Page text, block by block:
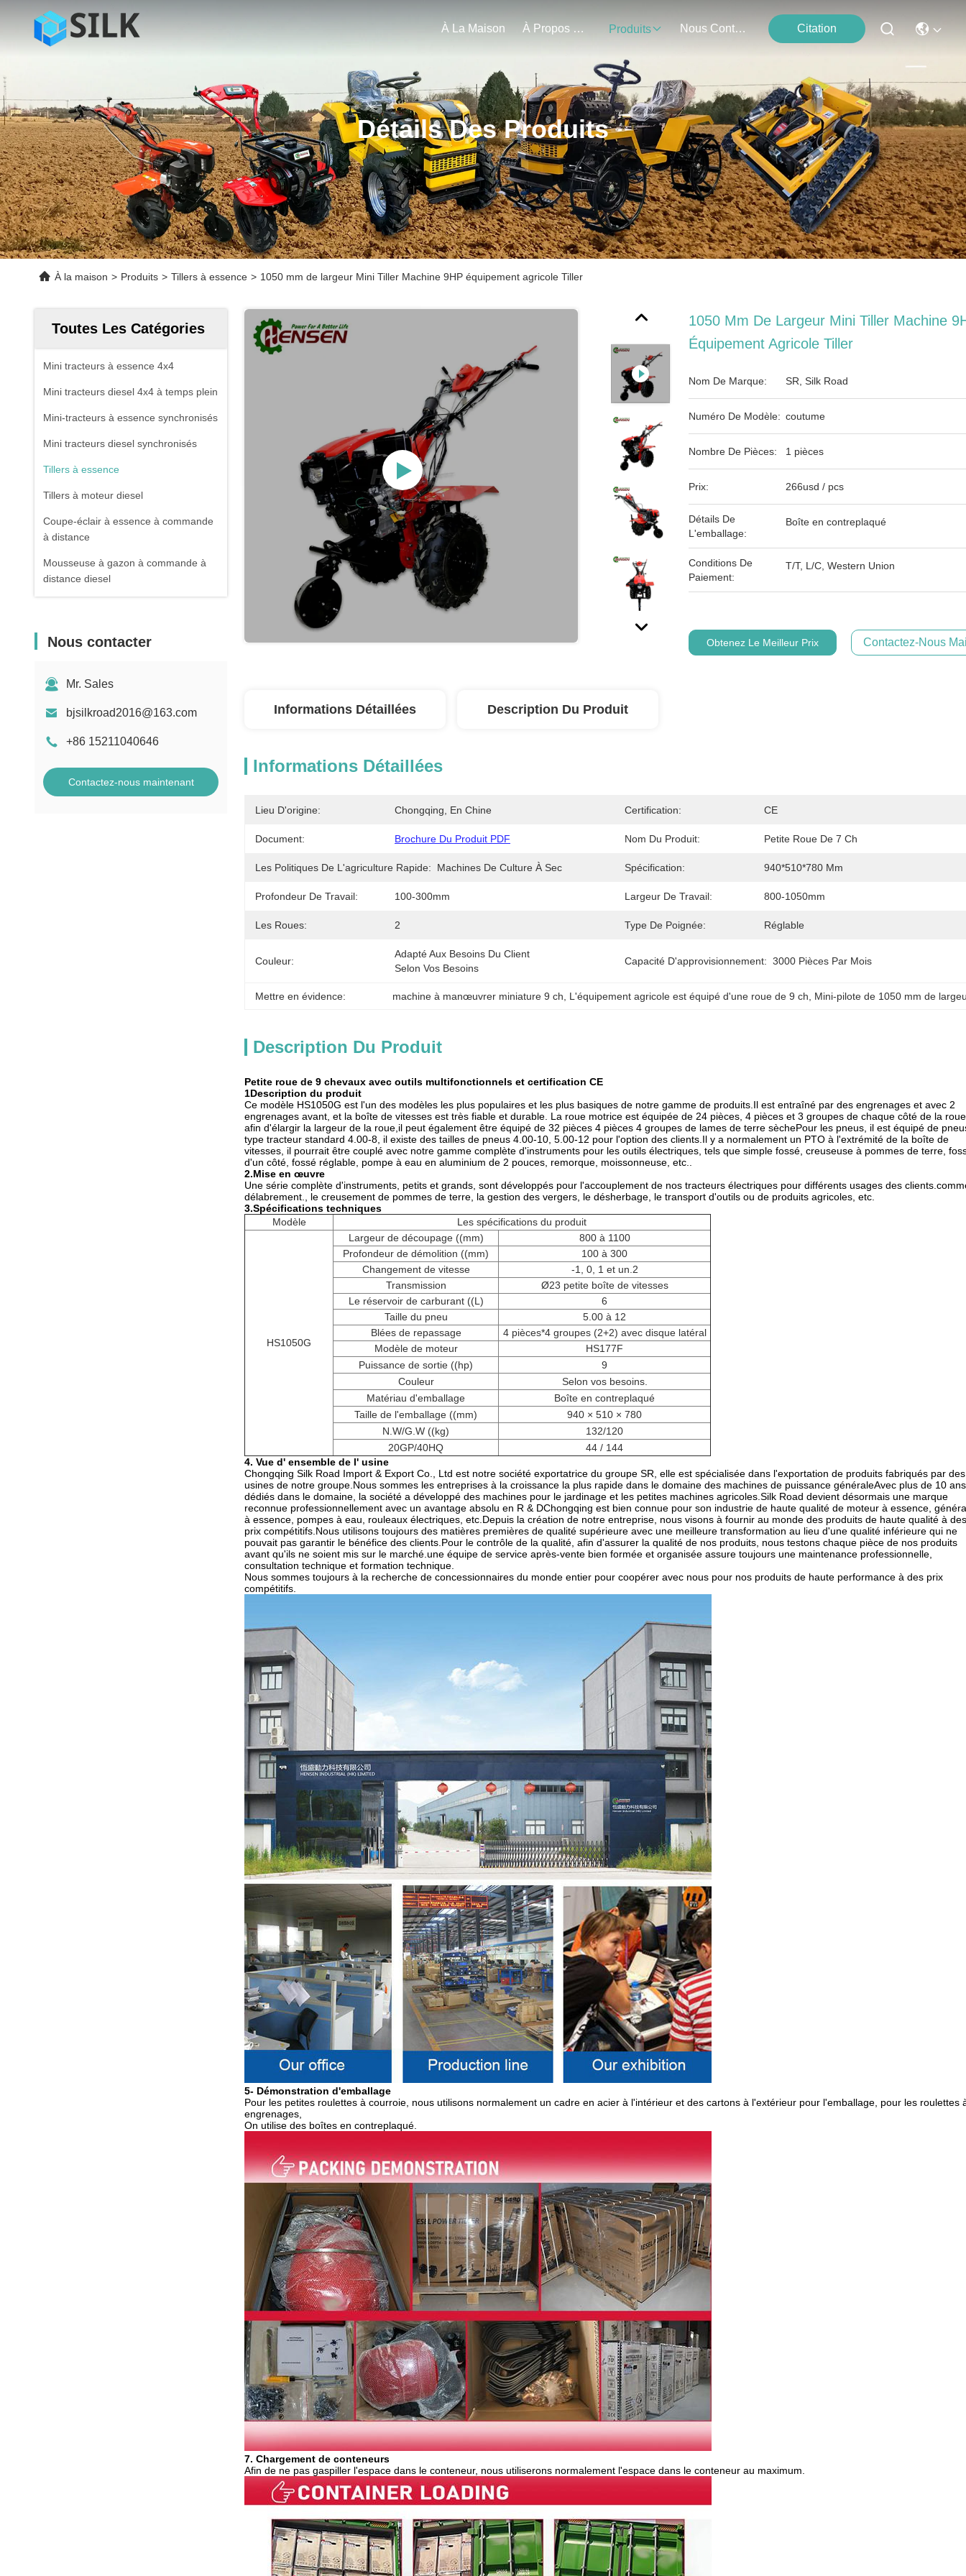
À La Maison À Propos De Nous Produits Nous Contacter Citation
Détails Des Produits
À la maison > Produits > Tillers à essence > 1050 mm de largeur Mini Tiller Machine 9HP équipement agricole Tiller
Toutes Les Catégories
Mini tracteurs à essence 4x4
Mini tracteurs diesel 4x4 à temps plein
Mini-tracteurs à essence synchronisés
Mini tracteurs diesel synchronisés
Tillers à essence
Tillers à moteur diesel
Coupe-éclair à essence à commande
à distance
Mousseuse à gazon à commande à
distance diesel
Nous contacter
Mr. Sales
bjsilkroad2016@163.com
+86 15211040646
Contactez-nous maintenant
1050 Mm De Largeur Mini Tiller Machine
Équipement Agricole Tiller
Nom De Marque: SR, Silk Road
Numéro De Modèle: coutume
Nombre De Pièces: 1 pièces
Prix: 266usd / pcs
Détails De
L'emballage:
Boîte en contreplaqué
Conditions De
Paiement:
T/T, L/C, Western Union
Obtenez Le Meilleur Prix Contactez-Nous
Informations Détaillées Description Du Produit
Informations Détaillées
Lieu D'origine: Chongqing, En Chine Certification: CE
Document: Brochure Du Produit PDF Nom Du Produit: Petite Roue De 7 Ch
Les Politiques De L'agriculture Rapide: Machines De Culture À Sec Spécification: 940*510*780 Mm
Profondeur De Travail: 100-300mm Largeur De Travail: 800-1050mm
Les Roues: 2 Type De Poignée: Réglable
Couleur:
Adapté Aux Besoins Du Client
Selon Vos Besoins
Capacité D'approvisionnement: 3000 Pièces Par Mois
Mettre en évidence: machine à manœuvrer miniature 9 ch L'équipement agricole est équipé d'une roue de 9 ch Mini-pilote de 1050 mm de
Description Du Produit
Petite roue de 9 chevaux avec outils multifonctionnels et certification CE
1Description du produit
Ce modèle HS1050G est l'un des modèles les plus populaires et les plus basiques de notre gamme de produits.Il est entraîné par des engrenages et avec 2
engrenages avant, et la boîte de vitesses est très fiable et durable. La roue motrice est équipée de 24 pièces, 4 pièces et 3 groupes de chaque côté de la
afin d'élargir la largeur de la roue,il peut également être équipé de 32 pièces 4 pièces 4 groupes de lames de terre sèchePour les pneus, il est équipé de
type tracteur standard 4.00-8, il existe des tailles de pneus 4.00-10, 5.00-12 pour l'option des clients.Il y a normalement un PTO à l'extrémité de la boîte de
vitesses, il pourrait être couplé avec notre gamme complète d'instruments pour les outils électriques, tels que simple fossé, creuseuse à pommes de terre,
d'un côté, fossé réglable, pompe à eau en aluminium de 2 pouces, remorque, moissonneuse, etc..
2.Mise en œuvre
Une série complète d'instruments, petits et grands, sont développés pour l'accouplement de nos tracteurs électriques pour différents usages des
délabrement., le creusement de pommes de terre, la gestion des vergers, le désherbage, le transport d'outils ou de produits agricoles, etc.
3.Spécifications techniques
Modèle
Les spécifications du produit
HS1050G
Largeur de découpage ((mm)
800 à 1100
Profondeur de démolition ((mm)
100 à 300
Changement de vitesse
-1, 0, 1 et un.2
Transmission
Ø23 petite boîte de vitesses
Le réservoir de carburant ((L)
6
Taille du pneu
5.00 à 12
Blées de repassage
4 pièces*4 groupes (2+2) avec disque latéral
Modèle de moteur
HS177F
Puissance de sortie ((hp)
9
Couleur
Selon vos besoins.
Matériau d'emballage
Boîte en contreplaqué
Taille de l'emballage ((mm)
940 × 510 × 780
N.W/G.W ((kg)
132/120
20GP/40HQ
44 / 144
4. Vue d' ensemble de l' usine
Chongqing Silk Road Import & Export Co., Ltd est notre société exportatrice du groupe SR, elle est spécialisée dans l'exportation de produits fabriqués par des
usines de notre groupe.Nous sommes les entreprises à la croissance la plus rapide dans le domaine des machines de puissance généraleAvec plus de 10 ans
dédiés dans le domaine, la société a développé des machines pour le jardinage et les petites machines agricoles.Silk Road devient désormais une marque
reconnue professionnellement avec un avantage absolu en R & DChongqing est bien connue pour son industrie de haute qualité de moteur à essence,
à essence, pompes à eau, rouleaux électriques, etc.Depuis la création de notre entreprise, nous visons à fournir au monde des produits de haute qualité à des
prix compétitifs.Nous utilisons toujours des matières premières de qualité supérieure avec une meilleure transformation au lieu d'une qualité inférieure qui ne
pouvait pas garantir le bénéfice des clients.Pour le contrôle de la qualité, afin d'assurer la qualité de nos produits, nous testons chaque pièce de nos produits
avant qu'ils ne soient mis sur le marché.une équipe de service après-vente bien formée et organisée assure toujours une maintenance professionnelle,
consultation technique et formation technique.
Nous sommes toujours à la recherche de concessionnaires du monde entier pour coopérer avec nous pour nos produits de haute performance à des prix
compétitifs.
5- Démonstration d'emballage
Pour les petites roulettes à courroie, nous utilisons normalement un cadre en acier à l'intérieur et des cartons à l'extérieur pour l'emballage, pour les roulettes
engrenages,
On utilise des boîtes en contreplaqué.
7. Chargement de conteneurs
Afin de ne pas gaspiller l'espace dans le conteneur, nous utiliserons normalement l'espace dans le conteneur au maximum.